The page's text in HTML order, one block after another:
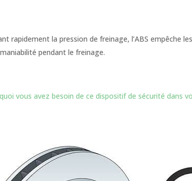
rapidement la pression de freinage, l’ABS empêche
pendant le freinage.
vous avez besoin de ce dispositif de sécurité dans